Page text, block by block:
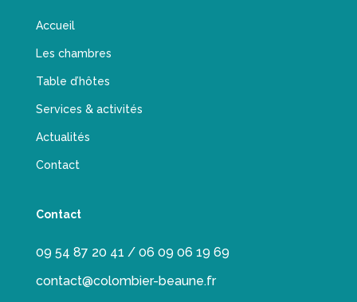
Accueil
Les chambres
Table d’hôtes
Services & activités
Actualités
Contact
Contact
09 54 87 20 41 / 06 09 06 19 69
contact@colombier-beaune.fr